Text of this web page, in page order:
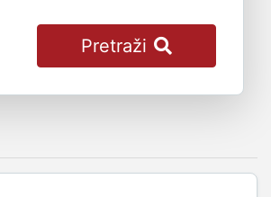
Pretraži